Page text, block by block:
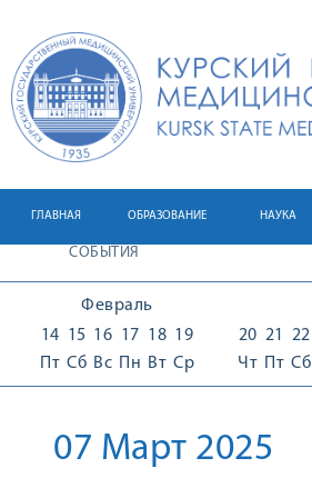
ГЛАВНАЯ ОБРАЗОВАНИЕ НАУКА
СОБЫТИЯ
Февраль
14
Пт
15
Сб
16
Вс
17
Пн
18
Вт
19
Ср
20
Чт
21
Пт
22
Сб
07 Март 2025